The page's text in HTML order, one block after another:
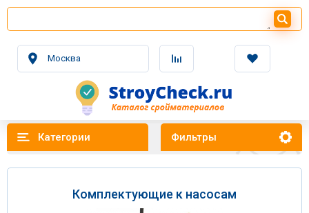
Москва
Фильтры
Категории
Комплектующие к насосам